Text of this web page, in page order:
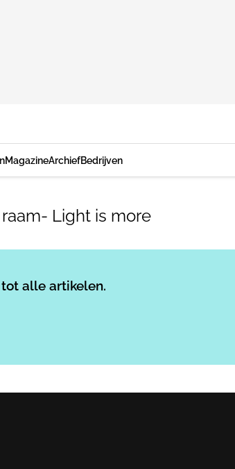
MagazineArchiefBedrijven
Light is more
alle artikelen.